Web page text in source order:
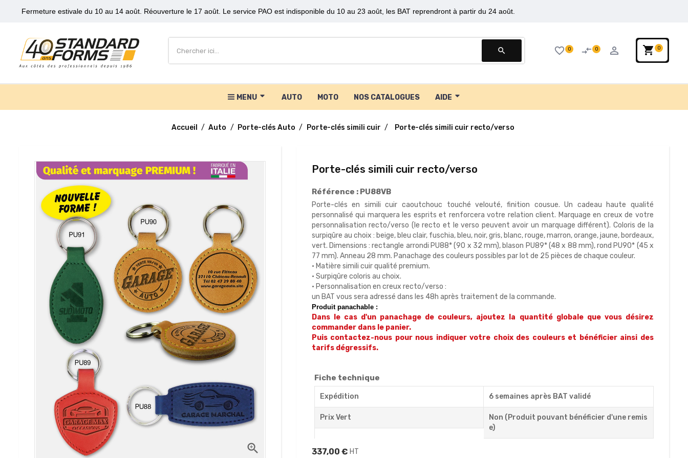
Fermeture estivale du 10 au 14 août. Réouverture le 17 août. Le service PAO est indisponible du 10 au 23 août, les BAT reprendront à partir du 24 août.
shopping_cart 0
person_outline
compare_arrows 0
favorite_border 0
search
MENU AUTO MOTO NOS CATALOGUES AIDE
Accueil Auto Porte-clés Auto Porte-clés simili cuir Porte-clés simili cuir recto/verso

Porte-clés simili cuir recto/verso
Référence : PU88VB
Porte-clés en simili cuir caoutchouc touché velouté, finition cousue. Un cadeau haute qualité
personnalisé qui marquera les esprits et renforcera votre relation client. Marquage en creux de votre
personnalisation recto/verso (le recto et le verso peuvent avoir un marquage différent). Coloris de la
surpiqûre au choix : beige, bleu clair, fuschia, bleu, noir, gris, blanc, rouge, marron, orange, jaune, bordeaux,
vert. Dimensions : rectangle arrondi PU88* (90 x 32 mm), blason PU89* (48 x 88 mm), rond PU90* (45 x
77 mm). Anneau 28 mm. Panachage des couleurs possibles par lot de 25 pièces de chaque couleur.
• Matière simili cuir qualité premium.
• Surpiqûre coloris au choix.
• Personnalisation en creux recto/verso :
un BAT vous sera adressé dans les 48h après traitement de la commande.
Produit panachable :
Dans le cas d'un panachage de couleurs, ajoutez la quantité globale que vous désirez
commander dans le panier.
Puis contactez-nous pour nous indiquer votre choix des couleurs et bénéficier ainsi des
tarifs dégressifs.
Fiche technique
Expédition 6 semaines après BAT validé
Prix Vert
Non (Produit pouvant bénéficier d'une remis
e)
337,00 € HT